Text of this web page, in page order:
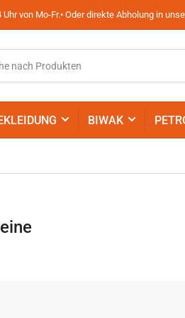
von Mo-Fr.• Oder direkte Abholung in
BIWAK